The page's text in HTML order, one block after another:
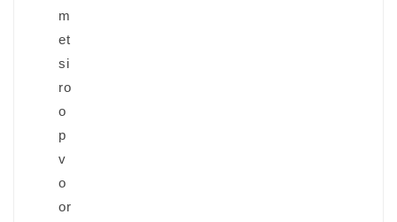
m
et
si
ro
o
p
v
o
or